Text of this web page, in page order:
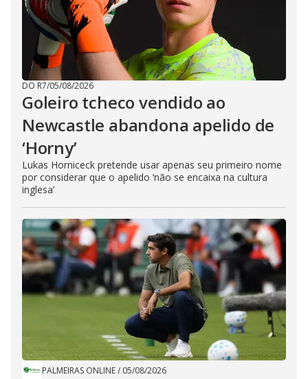
DO R7/05/08/2026
Goleiro tcheco vendido ao
Newcastle abandona apelido de
‘Horny’
Lukas Horniceck pretende usar apenas seu primeiro nome
por considerar que o apelido ‘não se encaixa na cultura
inglesa’
PALMEIRAS ONLINE/ 05/08/2026